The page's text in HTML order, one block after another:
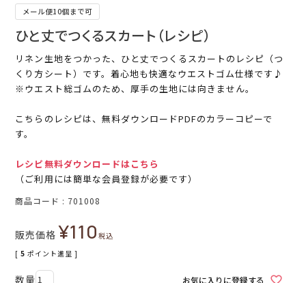
メール便10個まで可
ひと丈でつくるスカート（レシピ）
リネン生地をつかった、ひと丈でつくるスカートのレシピ（つ
くり方シート）です。着心地も快適なウエストゴム仕様です♪
※ウエスト総ゴムのため、厚手の生地には向きません。
こちらのレシピは、無料ダウンロードPDFのカラーコピーで
す。
レシピ無料ダウンロードはこちら
（ご利用には簡単な会員登録が必要です）
商品コード 701008
販売価格 ¥110税込
[ 5 ポイント進呈 ]
お気に入りに登録する